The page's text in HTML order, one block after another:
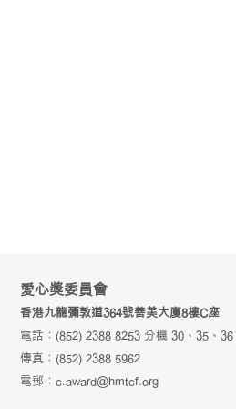
愛心獎委員會
香港九龍彌敦道364號善美大廈8樓C座
電話：(852) 2388 8253 分機 30、35、36
傳真：(852) 2388 5962
電郵：c.award@hmtcf.org